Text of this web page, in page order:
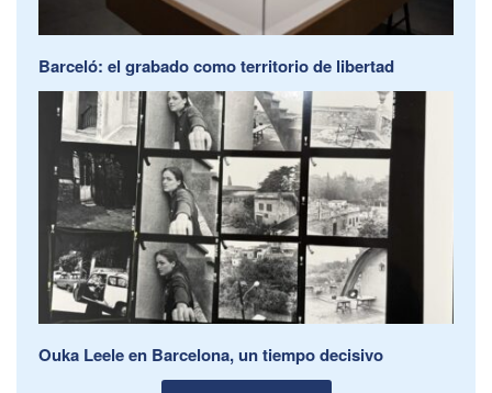
Barceló: el grabado como territorio de libertad
Ouka Leele en Barcelona, un tiempo decisivo